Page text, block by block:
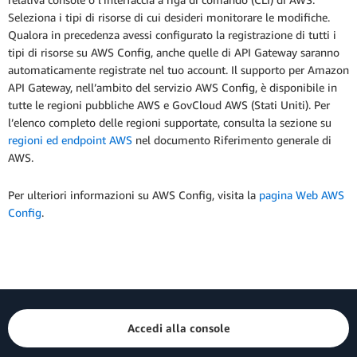
Seleziona i tipi di risorse di cui desideri monitorare le modifiche.
Qualora in precedenza avessi configurato la registrazione di tutti i
tipi di risorse su AWS Config, anche quelle di API Gateway saranno
automaticamente registrate nel tuo account. Il supporto per Amazon
API Gateway, nell’ambito del servizio AWS Config, è disponibile in
tutte le regioni pubbliche AWS e GovCloud AWS (Stati Uniti). Per
l’elenco completo delle regioni supportate, consulta la sezione su
regioni ed endpoint AWS nel documento Riferimento generale di
AWS.
Per ulteriori informazioni su AWS Config, visita la pagina Web AWS
Config.
Accedi alla console